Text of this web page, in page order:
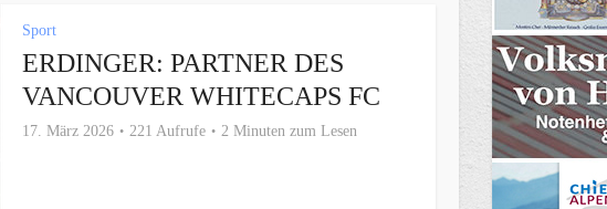
Sport
ERDINGER: PARTNER DES
VANCOUVER WHITECAPS FC
17. März 2026 221 Aufrufe 2 Minuten zum Lesen